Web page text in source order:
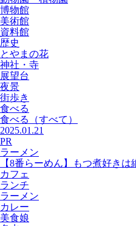
博物館
美術館
資料館
歴史
とやまの花
神社・寺
展望台
夜景
街歩き
食べる
食べる
（すべて）
2025.01.21
PR
ラーメン
【8番らーめん】もつ煮好き
カフェ
ランチ
ラーメン
カレー
美食娘